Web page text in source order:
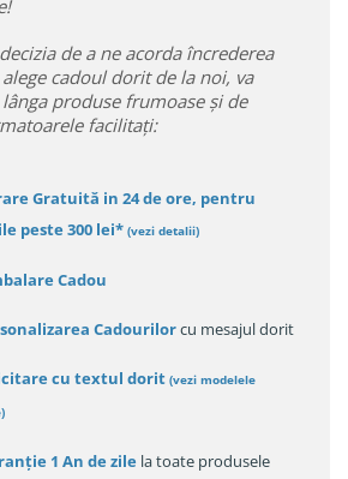
de a ne acorda încrederea
cadoul dorit de la noi, va
produse frumoase și de
facilitați:
Gratuită in 24 de ore, pentru
peste 300 lei* (vezi detalii)
Cadou
Cadourilorcu mesajul dorit
cu textul dorit (vezi modelele
)
1 An de zile la toate produsele